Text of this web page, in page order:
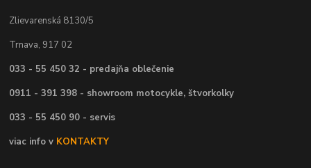
Zlievarenská 8130/5
Trnava, 917 02
033 - 55 450 32 - predajňa oblečenie
0911 - 391 398 - showroom motocykle, štvorkolky
033 - 55 450 90 - servis
viac info v KONTAKTY